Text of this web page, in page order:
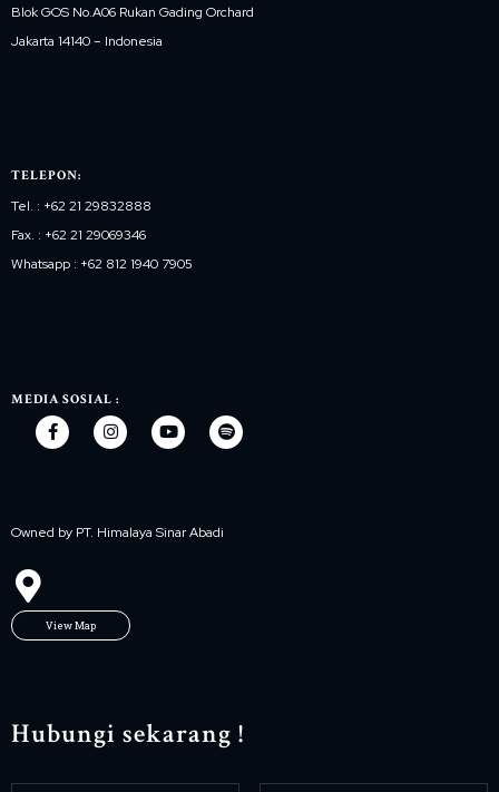
Blok GOS No.A06 Rukan Gading Orchard
Jakarta 14140 – Indonesia
TELEPON:
Tel. : +62 21 29832888
Fax. : +62 21 29069346
Whatsapp : +62 812 1940 7905
MEDIA SOSIAL :
Owned by PT. Himalaya Sinar Abadi
View Map
Hubungi sekarang !